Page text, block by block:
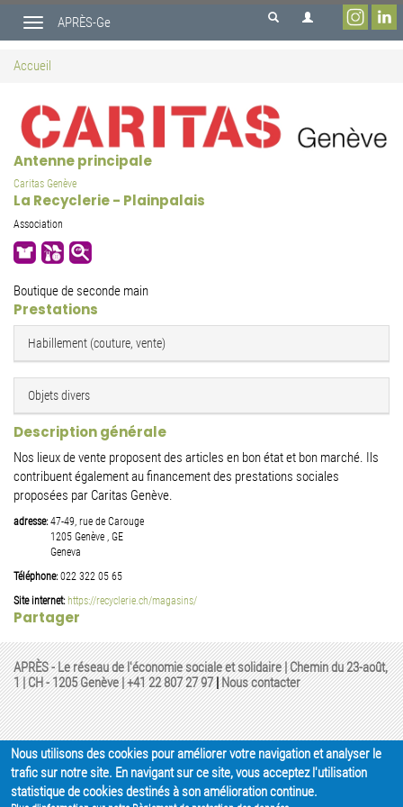
contenu
Toggle
navigation
APRÈS-Ge
Accueil
Antenne principale
Caritas Genève
La Recyclerie - Plainpalais
Association
Boutique de seconde main
Prestations
Habillement (couture, vente)
Objets divers
Description générale
Nos lieux de vente proposent des articles en bon état et bon marché. Ils
contribuent également au financement des prestations sociales
proposées par Caritas Genève.
adresse:47-49, rue de Carouge
1205 Genève GE
Geneva
Téléphone:022 322 05 65
Site internet: https://recyclerie.ch/magasins/
Partager
APRÈS - Le réseau de l'économie sociale et solidaire | Chemin du 23-août,
1 | CH - 1205 Genève |+41 22 807 27 97|Nous contacter
Nous utilisons des cookies pour améliorer votre navigation et analyser le
trafic sur notre site. En navigant sur ce site, vous acceptez l'utilisation
statistique de cookies destinés à son amélioration continue.